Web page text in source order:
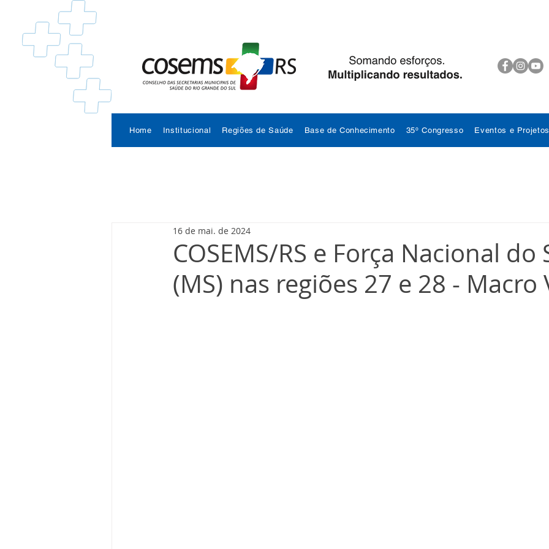
Home Institucional Regiões de Saúde Base de Conhecimento 35º Congresso Eventos e Projetos
COSEMS/RS e Força Nacional do
(MS) nas regiões 27 e 28 - Macro
16 de mai. de 2024